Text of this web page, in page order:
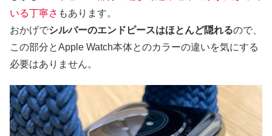
いる丁寧さ もあります。
おかげでシルバーのエンドピースはほとんど隠れるので、
この部分とApple Watch本体とのカラーの違いを気にする
必要はありません。